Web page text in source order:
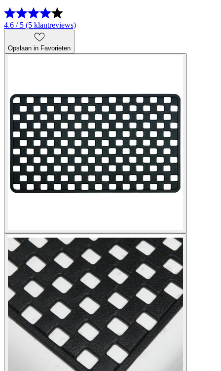
4.6 / 5 (5 klantreviews)
Opslaan in Favorieten